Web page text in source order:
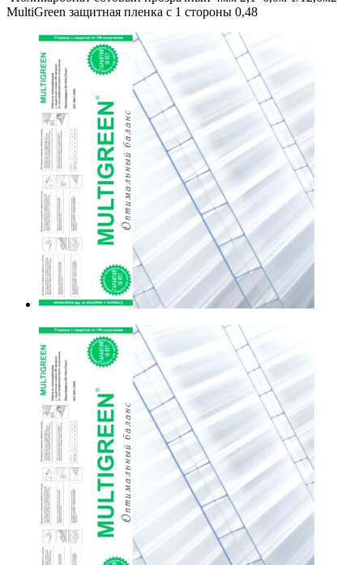
MultiGreen защитная пленка с 1 стороны 0,48